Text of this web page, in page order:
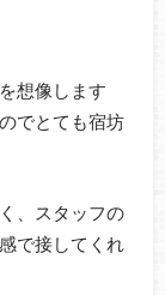
想像します
でとても宿坊
、スタッフの
で接してくれ